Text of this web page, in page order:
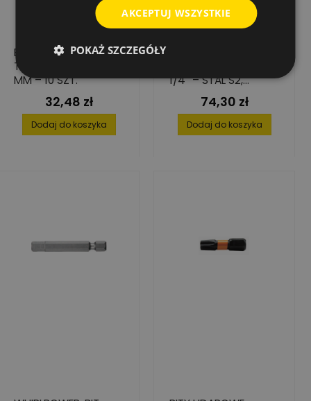
BIT WHIRLPOWER 3V
TRI-WING 1/4" 2 X 25
MM – 10 SZT.
Cena
32,48 zł
Dodaj do koszyka
1/4'' – STAL S2,
WYSOKA PRECYZJA,
20 SZT.Cena
74,30 zł
Dodaj do koszyka
AKCEPTUJ WSZYSTKIE
POKAŻ SZCZEGÓŁY